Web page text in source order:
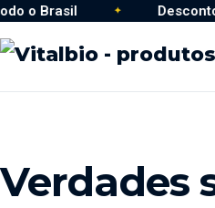
Descontos em todos osDescontos em
Verdades